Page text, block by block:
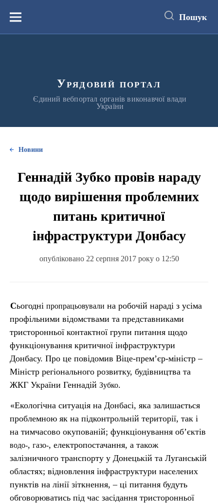
вмістуМеню Пошук
Урядовий портал
Єдиний вебпортал органів виконавчої влади
України
Новини
Геннадій Зубко провів нараду
щодо вирішення проблемних
питань критичної
інфраструктури Донбасу
опубліковано 22 серпня 2017 року о 12:50
Сьогодні пропрацьовували на робочій нараді з усіма
профільними відомствами та представниками
тристоронньої контактної групи питання щодо
функціонування критичної інфраструктури
Донбасу. Про це повідомив Віце-прем’єр-міністр –
Міністр регіонального розвитку, будівництва та
ЖКГ України Геннадій Зубко.
«Екологічна ситуація на Донбасі, яка залишається
проблемною як на підконтрольній території, так і
на тимчасово окупованій; функціонування об’єктів
водо-, газо-, електропостачання, а також
залізничного транспорту у Донецькій та Луганській
областях; відновлення інфраструктури населених
пунктів на лінії зіткнення, – ці питання будуть
обговорюватись під час засідання тристоронньої